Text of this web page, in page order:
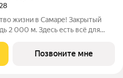
жизни в Самаре! Закрытый
озеленение Безопасность на
Позвоните мне